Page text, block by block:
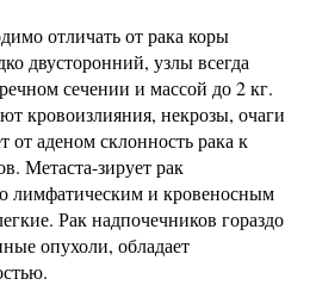
отличать от рака коры
двусторонний, узлы всегда
сечении и массой до 2 кг.
кровоизлияния, некрозы, очаги
от аденом склонность рака к
Метаста-зирует рак
лимфатическим и кровеносным
Рак надпочечников гораздо
опухоли, обладает